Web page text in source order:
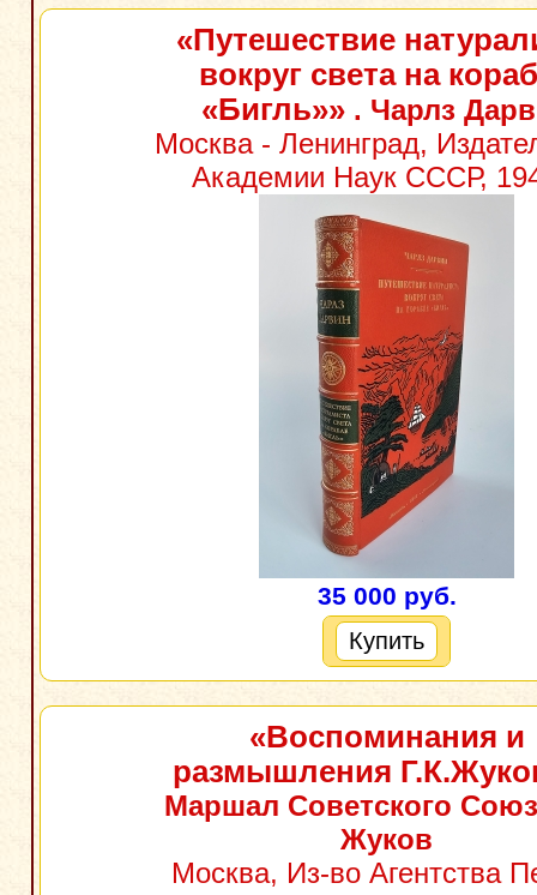
«Путешествие
вокруг света на
«Бигль»» . Чарлз
Москва - Ленинград,
Академии Наук СССР,
35 000 руб.
Купить
«Воспоминания и
размышления
Маршал Советского
Жуков
Москва, Из-во Агентства